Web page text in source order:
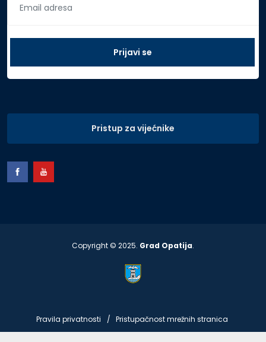
Pristup za vijećnike
Copyright © 2025. Grad Opatija.
Pravila privatnosti Pristupačnost mrežnih stranica